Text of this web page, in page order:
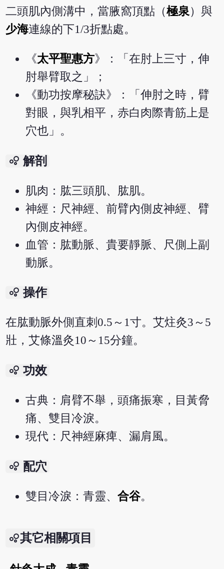
二頭肌內側溝中，當腋窩頂點（極泉 ）與
少海連線的下1/3折點處。
《太平聖惠方》：「在肘上三寸，伸
肘舉臂取之」；
《動功按摩秘訣》：「伸肘之時，臂
對眼，與乳相平，赤白肉際青筋上是
穴也」。
bubble_chart 解剖
肌肉：肱三頭肌、肱肌。
神經：尺神經、前臂內側皮神經、臂
內側皮神經。
血管：肱動脈、貴要靜脈、尺側上副
動脈。
bubble_chart 操作
在肱動脈外側直刺0.5～1寸。艾炷灸3～5
壯，艾條溫灸10～15分鐘。
bubble_chart 功效
古典：肩臂不舉，頭痛振寒，目黃脅
痛、雙目冷淚。
現代：尺神經麻痺、漏肩風。
bubble_chart 配穴
雙目冷淚：青靈、合谷。
其它相關項目